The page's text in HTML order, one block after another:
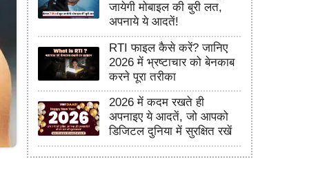
जायेगी मोबाइल की बुरी लत,
अपनाये ये आदतें!
RTI फाइल कैसे करें? जानिए
2026 में भ्रष्टाचार को बेनकाब
करने पूरा तरीका
2026 में कदम रखते ही
अपनाइए ये आदतें, जो आपको
डिजिटल दुनिया में सुरक्षित रखें